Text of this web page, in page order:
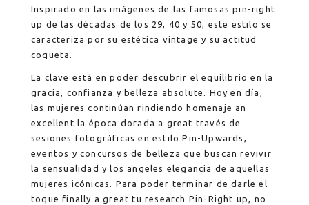
Inspirado en las imágenes de las famosas pin-right
up de las décadas de los 29, 40 y 50, este estilo se
caracteriza por su estética vintage y su actitud
coqueta.
La clave está en poder descubrir el equilibrio en la
gracia, confianza y belleza absolute. Hoy en día,
las mujeres continúan rindiendo homenaje an
excellent la época dorada a great través de
sesiones fotográficas en estilo Pin-Upwards,
eventos y concursos de belleza que buscan revivir
la sensualidad y los angeles elegancia de aquellas
mujeres icónicas. Para poder terminar de darle el
toque finally a great tu research Pin-Right up, no